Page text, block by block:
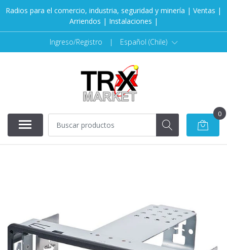
Radios para el comercio, industria, seguridad y minería | Ventas |
Arriendos | Instalaciones |
Ingreso/Registro | Español (Chile)
0